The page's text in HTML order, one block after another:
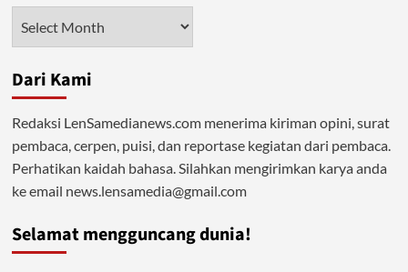
Dari Kami
Redaksi LenSamedianews.com menerima kiriman opini, surat
pembaca, cerpen, puisi, dan reportase kegiatan dari pembaca.
Perhatikan kaidah bahasa. Silahkan mengirimkan karya anda
ke email news.lensamedia@gmail.com
Selamat mengguncang dunia!